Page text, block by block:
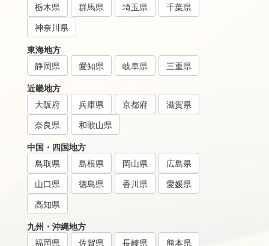
栃木県
群馬県 埼玉県
千葉県
神奈川県
東海地方
静岡県
愛知県 岐阜県
三重県
近畿地方
大阪府
兵庫県 京都府
滋賀県
奈良県
和歌山県
中国・四国地方
鳥取県
島根県 岡山県
広島県
山口県
徳島県 香川県
愛媛県
高知県
九州・沖縄地方
福岡県
佐賀県 長崎県 熊本県